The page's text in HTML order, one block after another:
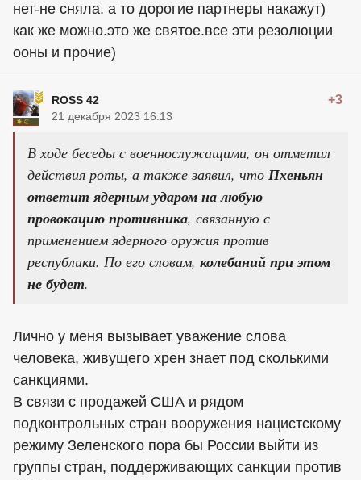
нет-не сняла. а то дорогие партнеры накажут)
как же можно.это же святое.все эти резолюции
ооны и прочие)
ROSS 42 +3
21 декабря 2023 16:13
В ходе беседы с военнослужащими, он отметил
действия роты, а также заявил, что Пхеньян
ответит ядерным ударом на любую
провокацию противника, связанную с
применением ядерного оружия против
республики. По его словам, колебаний при этом
не будет.
Лично у меня вызывает уважение слова
человека, живущего хрен знает под сколькими
санкциями.
В связи с продажей США и рядом
подконтрольных стран вооружения нацистскому
режиму Зеленского пора бы России выйти из
группы стран, поддерживающих санкции против